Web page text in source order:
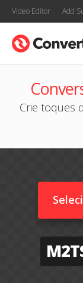
Video Editor Add
Crie toques